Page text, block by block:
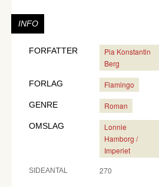
INFO
FORFATTER
Pia Konstantin
Berg
FORLAG Flamingo
GENRE Roman
OMSLAG
Lonnie
Hamborg /
Imperiet
SIDEANTAL 270